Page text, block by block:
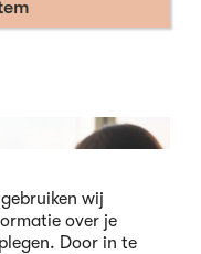
wij
over je
Door in te